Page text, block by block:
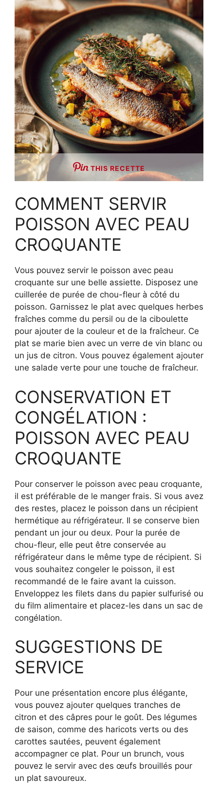
THIS RECETTE
COMMENT SERVIR
POISSON AVEC PEAU
CROQUANTE
Vous pouvez servir le poisson avec peau
croquante sur une belle assiette. Disposez une
cuillerée de purée de chou-fleur à côté du
poisson. Garnissez le plat avec quelques herbes
fraîches comme du persil ou de la ciboulette
pour ajouter de la couleur et de la fraîcheur. Ce
plat se marie bien avec un verre de vin blanc ou
un jus de citron. Vous pouvez également ajouter
une salade verte pour une touche de fraîcheur.
CONSERVATION ET
CONGÉLATION :
POISSON AVEC PEAU
CROQUANTE
Pour conserver le poisson avec peau croquante,
il est préférable de le manger frais. Si vous avez
des restes, placez le poisson dans un récipient
hermétique au réfrigérateur. Il se conserve bien
pendant un jour ou deux. Pour la purée de
chou-fleur, elle peut être conservée au
réfrigérateur dans le même type de récipient. Si
vous souhaitez congeler le poisson, il est
recommandé de le faire avant la cuisson.
Enveloppez les filets dans du papier sulfurisé ou
du film alimentaire et placez-les dans un sac de
congélation.
SUGGESTIONS DE
SERVICE
Pour une présentation encore plus élégante,
vous pouvez ajouter quelques tranches de
citron et des câpres pour le goût. Des légumes
de saison, comme des haricots verts ou des
carottes sautées, peuvent également
accompagner ce plat. Pour un brunch, vous
pouvez le servir avec des œufs brouillés pour
un plat savoureux.